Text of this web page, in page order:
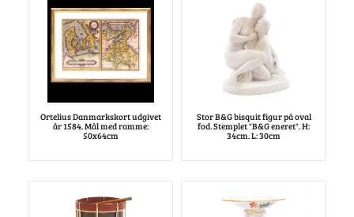
Ortelius Danmarkskort udgivet
år 1584. Mål med ramme:
50x64cm
Stor B&G bisquit figur på oval
fod. Stemplet "B&G eneret". H:
34cm. L: 30cm